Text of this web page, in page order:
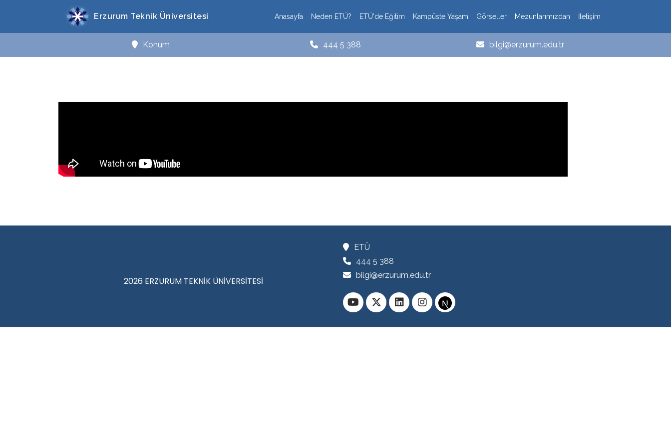
Erzurum Teknik Üniversitesi Anasayfa Neden ETÜ? ETÜ'de Eğitim Kampüste Yaşam Görseller Mezunlarımızdan İletişim
Konum 444 5 388 bilgi@erzurum.edu.tr
2026 ERZURUM TEKNİK ÜNİVERSİTESİ
ETÜ
444 5 388
bilgi@erzurum.edu.tr